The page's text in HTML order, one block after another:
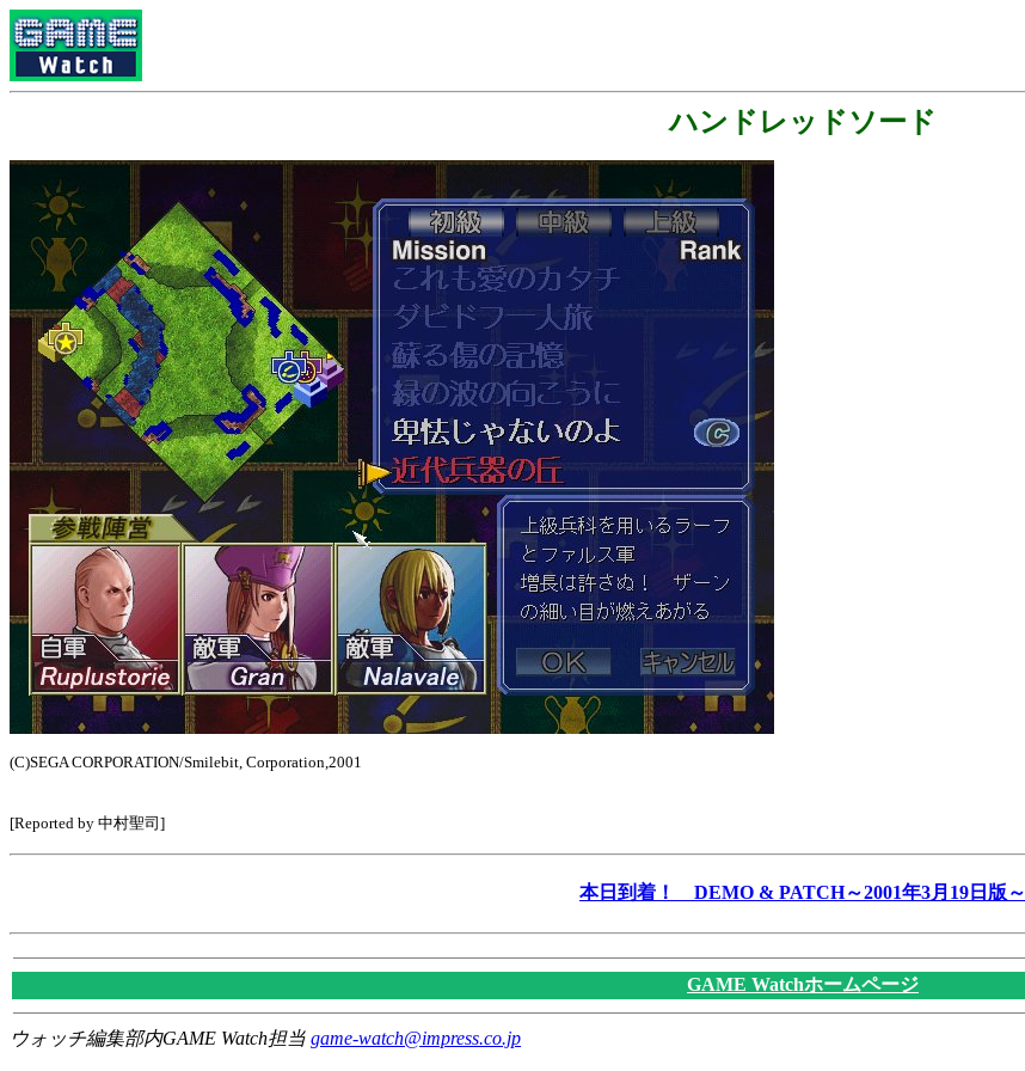
ハンドレッドソード
(C)SEGA CORPORATION/Smilebit, Corporation,2001
[Reported by 中村聖司]
本日到着！ DEMO & PATCH～2001年3月19日版～
GAME Watchホームページ
ウォッチ編集部内GAME Watch担当 game-watch@impress.co.jp